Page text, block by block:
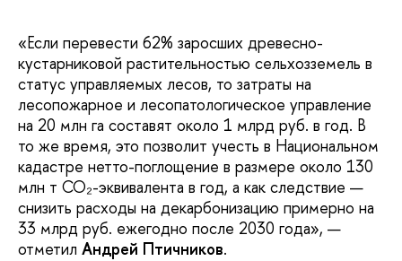
«Если перевести 62% заросших древесно-
кустарниковой растительностью сельхозземель в
статус управляемых лесов, то затраты на
лесопожарное и лесопатологическое управление
на 20 млн га составят около 1 млрд руб. в год. В
то же время, это позволит учесть в Национальном
кадастре нетто-поглощение в размере около 130
млн т CO₂-эквивалента в год, а как следствие —
снизить расходы на декарбонизацию примерно на
33 млрд руб. ежегодно после 2030 года», —
отметил Андрей Птичников.